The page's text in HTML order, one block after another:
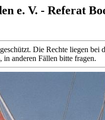
e. V. - Referat
Die Rechte liegen
anderen Fällen bitte fragen.